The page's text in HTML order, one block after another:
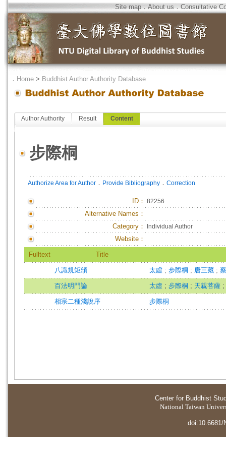
Site map．About us．Consultative
． Home > Buddhist Author Authority Database
Author Authority Result Content
步際桐
Authorize Area for Author ． Provide Bibliography ． Correction
ID ： 82256
Alternative Names：
Category：
Individual Author
Website：
Fulltext Title
八識規矩頌 太虛 ; 步際桐 ; 唐三藏 ;
百法明門論 太虛 ; 步際桐 ; 天親菩薩 ;
相宗二種淺說序 步際桐
Center for Buddhist
National Taiwan
doi:10.6681/